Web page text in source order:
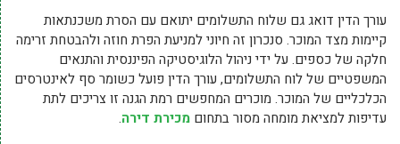
עורך הדין דואג גם שלוח התשלומים יתואם עם הסרת משכנתאות
קיימות מצד המוכר. סנכרון זה חיוני למניעת הפרת חוזה ולהבטחת זרימה
חלקה של כספים. על ידי ניהול הלוגיסטיקה הפיננסית והתנאים
המשפטיים של לוח התשלומים, עורך הדין פועל כשומר סף לאינטרסים
הכלכליים של המוכר. מוכרים המחפשים רמת הגנה זו צריכים לתת
עדיפות למציאת מומחה מסור בתחום מכירת דירה.